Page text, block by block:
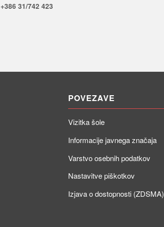
+386 31/742 423
POVEZAVE
Vizitka šole
Informacije javnega značaja
Varstvo osebnih podatkov
Nastavitve piškotkov
Izjava o dostopnosti (ZDSMA)